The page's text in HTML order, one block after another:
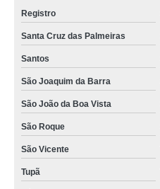
Registro
Santa Cruz das Palmeiras
Santos
São Joaquim da Barra
São João da Boa Vista
São Roque
São Vicente
Tupã